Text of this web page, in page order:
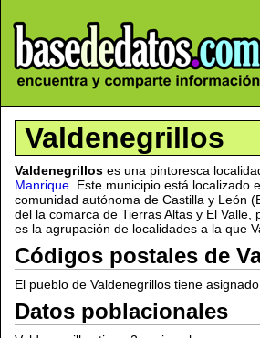
Valdenegrillos
Valdenegrillos es una pintoresca
Manrique . Este municipio está localizado
comunidad autónoma de Castilla y León
del la comarca de Tierras Altas y El
es la agrupación de localidades a la que
Códigos postales de
El pueblo de Valdenegrillos tiene
Datos poblacionales